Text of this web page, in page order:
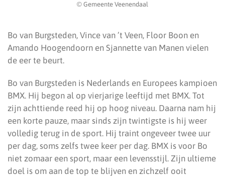
© Gemeente Veenendaal
Bo van Burgsteden, Vince van ’t Veen, Floor Boon en
Amando Hoogendoorn en Sjannette van Manen vielen
de eer te beurt.
Bo van Burgsteden is Nederlands en Europees kampioen
BMX. Hij begon al op vierjarige leeftijd met BMX. Tot
zijn achttiende reed hij op hoog niveau. Daarna nam hij
een korte pauze, maar sinds zijn twintigste is hij weer
volledig terug in de sport. Hij traint ongeveer twee uur
per dag, soms zelfs twee keer per dag. BMX is voor Bo
niet zomaar een sport, maar een levensstijl. Zijn ultieme
doel is om aan de top te blijven en zichzelf ooit